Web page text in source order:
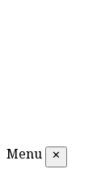
Menu ✕